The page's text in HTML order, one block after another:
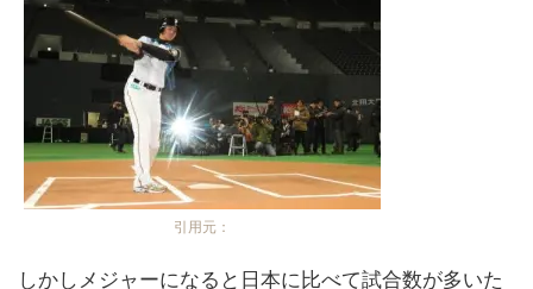
引用元：
しかしメジャーになると日本に比べて試合数が多いた